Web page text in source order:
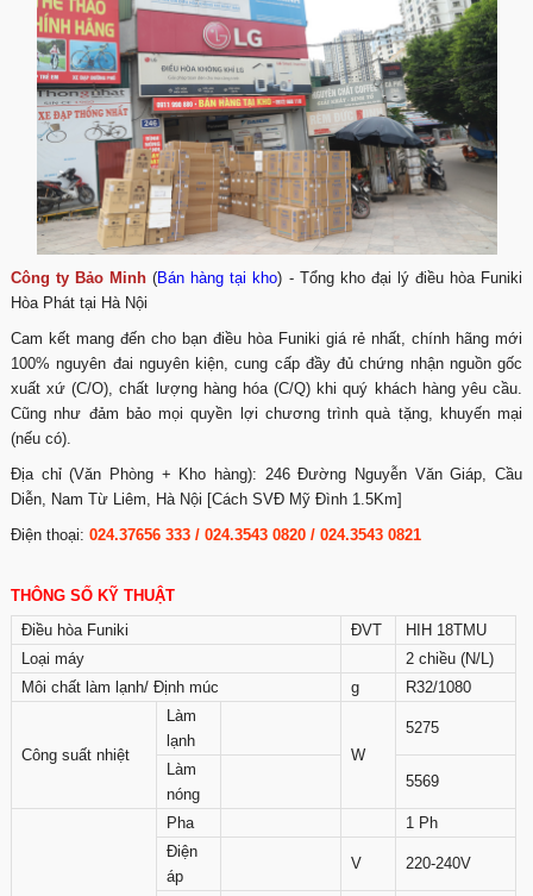
Công ty Bảo Minh (Bán hàng tại kho) - Tổng kho đại lý điều hòa Funiki
Hòa Phát tại Hà Nội
Cam kết mang đến cho bạn điều hòa Funiki giá rẻ nhất, chính hãng mới
100% nguyên đai nguyên kiện, cung cấp đầy đủ chứng nhận nguồn gốc
xuất xứ (C/O), chất lượng hàng hóa (C/Q) khi quý khách hàng yêu cầu.
Cũng như đảm bảo mọi quyền lợi chương trình quà tặng, khuyến mại
(nếu có).
Địa chỉ (Văn Phòng + Kho hàng): 246 Đường Nguyễn Văn Giáp, Cầu
Diễn, Nam Từ Liêm, Hà Nội [Cách SVĐ Mỹ Đình 1.5Km]
Điện thoại: 024.37656 333 / 024.3543 0820 / 024.3543 0821
THÔNG SỐ KỸ THUẬT
Điều hòa Funiki
ĐVT
HIH 18TMU
Loại máy
2 chiều (N/L)
Môi chất làm lạnh/ Định múc
g R32/1080
Công suất nhiệt
Làm
lạnh
W
5275
Làm
nóng
5569
Pha
1 Ph
Điện
áp
V 220-240V